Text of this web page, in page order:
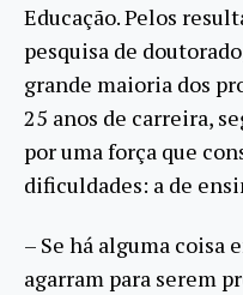
Educação. Pelos
pesquisa de
grande maioria dos
25 anos de carreira,
por uma força que
dificuldades: a de
– Se há alguma coisa
agarram para serem